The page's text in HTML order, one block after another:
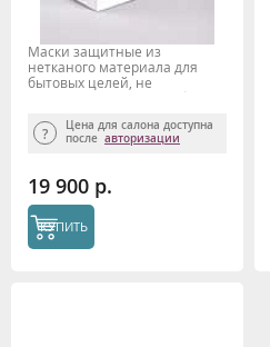
Маски защитные из
нетканого материала для
бытовых целей, не
медицинские KN95, набор
Цена для салона доступна
после авторизации
19 900 р.
КУПИТЬ